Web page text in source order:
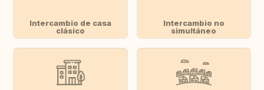
Intercambio de casa
clásico
Intercambio no
simultáneo